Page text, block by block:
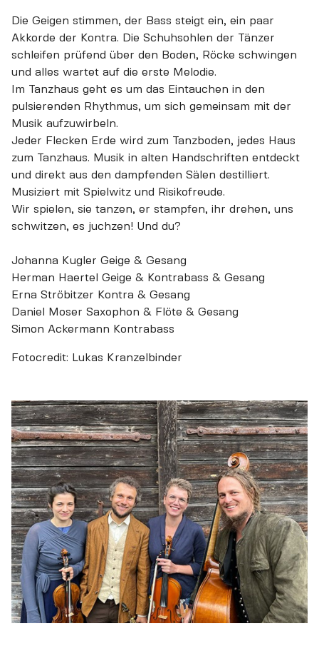
Die Geigen stimmen, der Bass steigt ein, ein paar
Akkorde der Kontra. Die Schuhsohlen der Tänzer
schleifen prüfend über den Boden, Röcke schwingen
und alles wartet auf die erste Melodie.
Im Tanzhaus geht es um das Eintauchen in den
pulsierenden Rhythmus, um sich gemeinsam mit der
Musik aufzuwirbeln.
Jeder Flecken Erde wird zum Tanzboden, jedes Haus
zum Tanzhaus. Musik in alten Handschriften entdeckt
und direkt aus den dampfenden Sälen destilliert.
Musiziert mit Spielwitz und Risikofreude.
Wir spielen, sie tanzen, er stampfen, ihr drehen, uns
schwitzen, es juchzen! Und du?
Johanna Kugler Geige & Gesang
Herman Haertel Geige & Kontrabass & Gesang
Erna Ströbitzer Kontra & Gesang
Daniel Moser Saxophon & Flöte & Gesang
Simon Ackermann Kontrabass
Fotocredit: Lukas Kranzelbinder